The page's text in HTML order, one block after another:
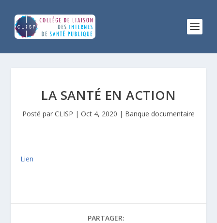
LA SANTÉ EN ACTION
Posté par CLISP | Oct 4, 2020 | Banque documentaire
Lien
PARTAGER: